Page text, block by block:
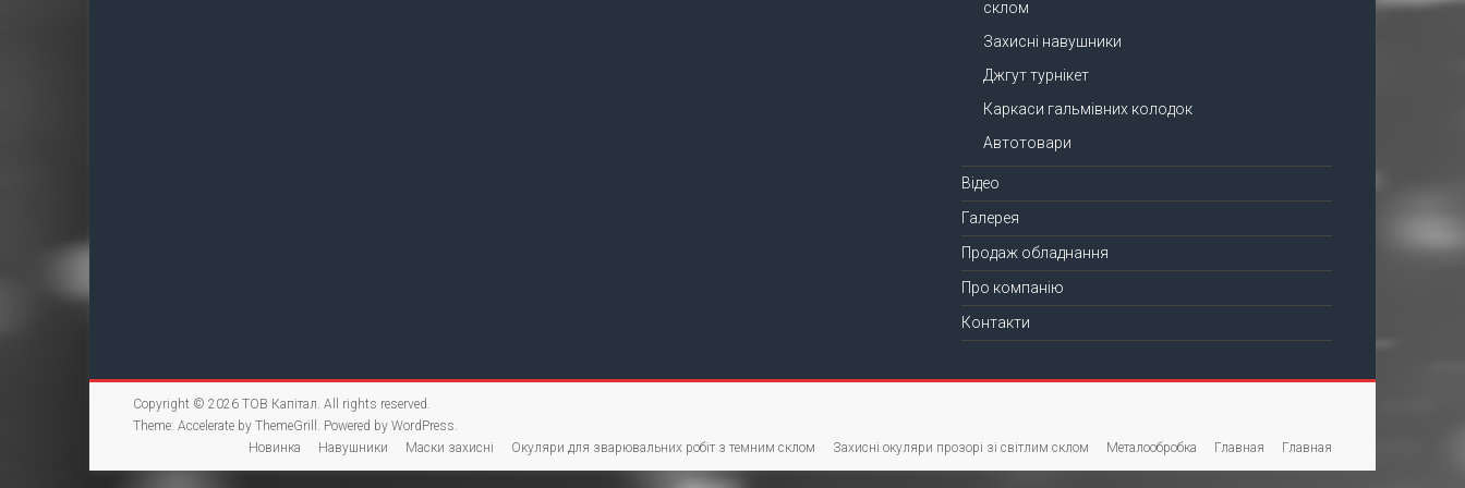
склом
Захисні навушники
Джгут турнікет
Каркаси гальмівних колодок
Автотовари
Відео
Галерея
Продаж обладнання
Про компанію
Контакти
Copyright © 2026 ТОВ Капітал. All rights reserved.
Theme: Accelerate by ThemeGrill. Powered by WordPress.
Новинка
Навушники Маски захисні Окуляри для зварювальних робіт з темним склом Захисні окуляри прозорі зі світлим склом Металообробка Главная Главная